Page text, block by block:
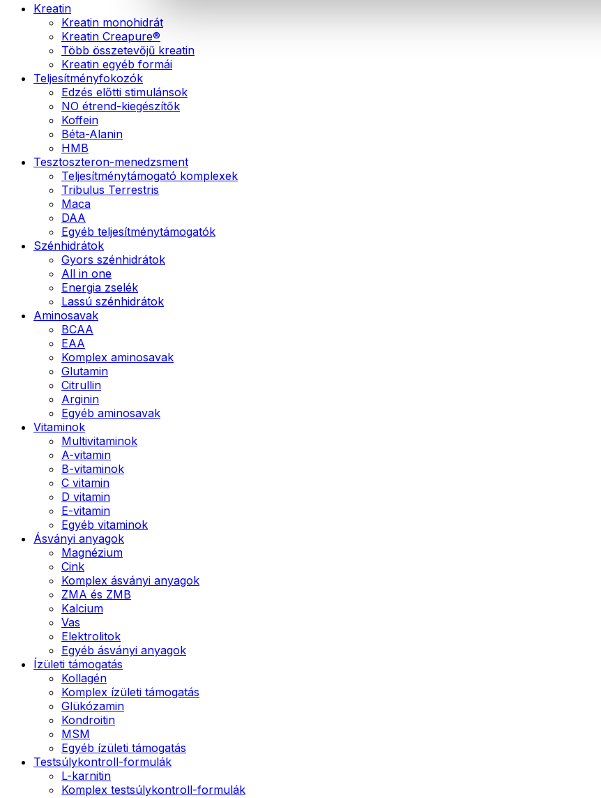
Kreatin
Kreatin monohidrát
Kreatin Creapure®
Több összetevőjű kreatin
Kreatin egyéb formái
Teljesítményfokozók
Edzés előtti stimulánsok
NO étrend-kiegészítők
Koffein
Béta-Alanin
HMB
Tesztoszteron-menedzsment
Teljesítménytámogató komplexek
Tribulus Terrestris
Maca
DAA
Egyéb teljesítménytámogatók
Szénhidrátok
Gyors szénhidrátok
All in one
Energia zselék
Lassú szénhidrátok
Aminosavak
BCAA
EAA
Komplex aminosavak
Glutamin
Citrullin
Arginin
Egyéb aminosavak
Vitaminok
Multivitaminok
A-vitamin
B-vitaminok
C vitamin
D vitamin
E-vitamin
Egyéb vitaminok
Ásványi anyagok
Magnézium
Cink
Komplex ásványi anyagok
ZMA és ZMB
Kalcium
Vas
Elektrolitok
Egyéb ásványi anyagok
Ízületi támogatás
Kollagén
Komplex ízületi támogatás
Glükózamin
Kondroitin
MSM
Egyéb ízületi támogatás
Testsúlykontroll-formulák
L-karnitin
Komplex testsúlykontroll-formulák